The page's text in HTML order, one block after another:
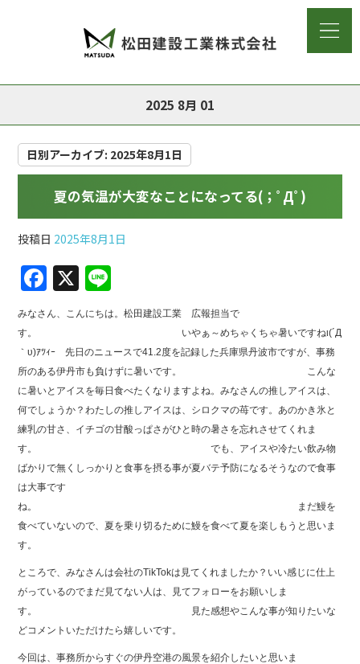
2025 8月 01
日別アーカイブ: 2025年8月1日
夏の気温が大変なことになってる(；ﾟДﾟ)
投稿日 2025年8月1日
F
a
c
e
b
o
o
k
X
n
e
みなさん、こんにちは。松田建設工業 広報担当で
す。 いやぁ～めちゃくちゃ暑いですねι(´Д
｀υ)ｱﾂｨｰ 先日のニュースで41.2度を記録した兵庫県丹波市ですが、事務
所のある伊丹市も負けずに暑いです。 こんな
に暑いとアイスを毎日食べたくなりますよね。みなさんの推しアイスは、
何でしょうか？わたしの推しアイスは、シロクマの苺です。あのかき氷と
練乳の甘さ、イチゴの甘酸っぱさがひと時の暑さを忘れさせてくれま
す。 でも、アイスや冷たい飲み物
ばかりで無くしっかりと食事を摂る事が夏バテ予防になるそうなので食事
は大事です
ね。 まだ鰻を
食べていないので、夏を乗り切るために鰻を食べて夏を楽しもうと思いま
す。
ところで、みなさんは会社のTikTokは見てくれましたか？いい感じに仕上
がっているのでまだ見てない人は、見てフォローをお願いしま
す。 見た感想やこんな事が知りたいな
どコメントいただけたら嬉しいです。
今回は、事務所からすぐの伊丹空港の風景を紹介したいと思いま